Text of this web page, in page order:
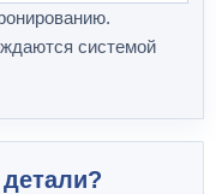
системой